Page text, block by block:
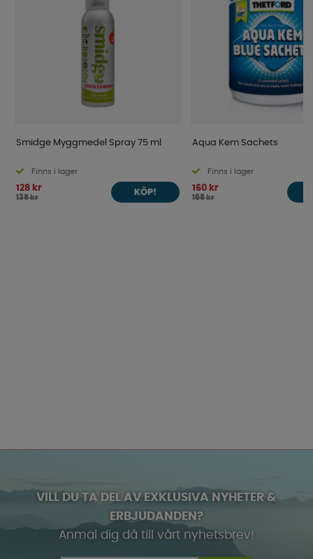
Smidge Myggmedel Spray 75 ml
Finns i lager
128 kr
135 kr
KÖP!
Aqua Kem Sachets
Finns i lager
160 kr
168 kr
VILL DU TA DEL AV EXKLUSIVA NYHETER &
ERBJUDANDEN?
Anmäl dig då till vårt nyhetsbrev!